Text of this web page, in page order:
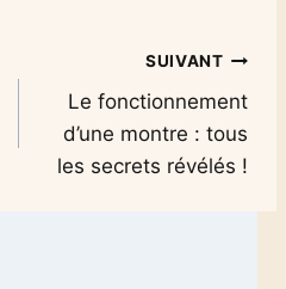
SUIVANT
Le fonctionnement
d’une montre : tous
les secrets révélés !